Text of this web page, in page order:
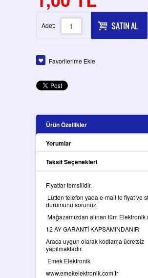
Adet: SATIN AL
Favorilerime Ekle
Ürün Özellikler
Yorumlar
Taksit Seçenekleri
Fiyatlar temsilidir.
Lütfen telefon yada e-mail le fiyat ve
durumunu sorunuz.
Mağazamızdan alınan tüm
12 AY GARANTİ KAPSAMINDANIR
Araca uygun olarak kodlama ücretsiz
yapılmaktadır.
Emek Elektronik
www.emekelektronik.com.tr